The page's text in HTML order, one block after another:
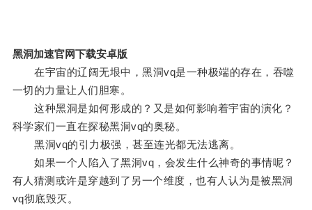
黑洞加速官网下载安卓版
在宇宙的辽阔无垠中，黑洞vq是一种极端的存在，吞噬
一切的力量让人们胆寒。
这种黑洞是如何形成的？又是如何影响着宇宙的演化？
科学家们一直在探秘黑洞vq的奥秘。
黑洞vq的引力极强，甚至连光都无法逃离。
如果一个人陷入了黑洞vq，会发生什么神奇的事情呢？
有人猜测或许是穿越到了另一个维度，也有人认为是被黑洞
vq彻底毁灭。